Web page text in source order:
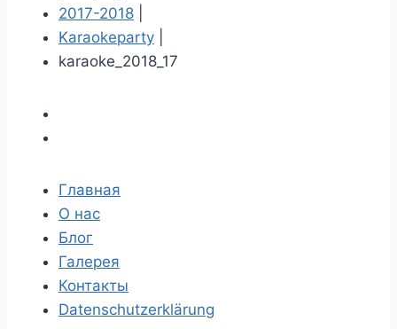
2017-2018
Karaokeparty
karaoke_2018_17
Главная
О нас
Блог
Галерея
Контакты
Datenschutzerklärung